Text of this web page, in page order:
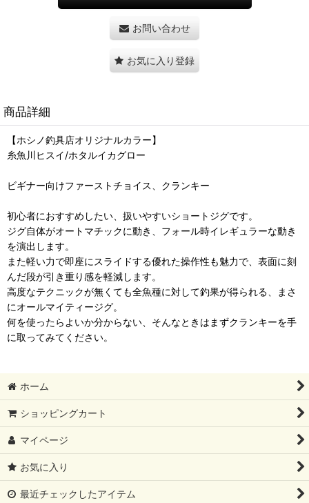
お問い合わせ
お気に入り登録
商品詳細
【ホシノ釣具店オリジナルカラー】
糸魚川ヒスイ/ホタルイカグロー
ビギナー向けファーストチョイス、クランキー
初心者におすすめしたい、扱いやすいショートジグです。
ジグ自体がオートマチックに動き、フォール時イレギュラーな動き
を演出します。
また軽い力で即座にスライドする優れた操作性も魅力で、表面に刻
んだ段が引き重り感を軽減します。
高度なテクニックが無くても全魚種に対して釣果が得られる、まさ
にオールマイティージグ。
何を使ったらよいか分からない、そんなときはまずクランキーを手
に取ってみてください。
ホーム
ショッピングカート
マイページ
お気に入り
最近チェックしたアイテム